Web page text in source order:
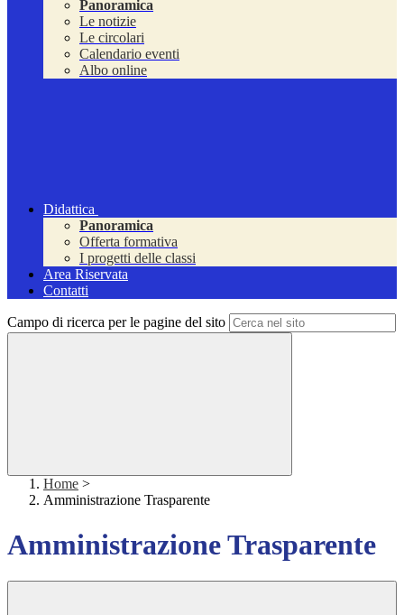
Panoramica
Le notizie
Le circolari
Calendario eventi
Albo online
Didattica
Panoramica
Offerta formativa
I progetti delle classi
Area Riservata
Contatti
Campo di ricerca per le pagine del sito
Home >
Amministrazione Trasparente
Amministrazione Trasparente